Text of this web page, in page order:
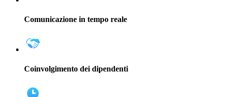
Comunicazione in tempo reale
Coinvolgimento dei dipendenti